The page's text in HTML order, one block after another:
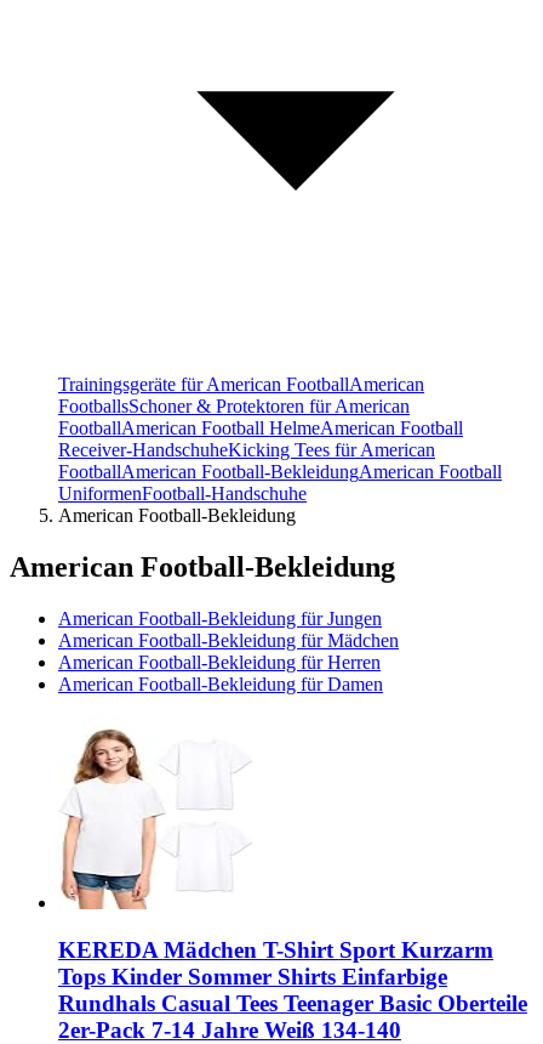
Trainingsgeräte für American FootballAmerican
FootballsSchoner & Protektoren für American
FootballAmerican Football HelmeAmerican Football
Receiver-HandschuheKicking Tees für American
FootballAmerican Football-BekleidungAmerican Football
UniformenFootball-Handschuhe
American Football-Bekleidung
American Football-Bekleidung
American Football-Bekleidung für Jungen
American Football-Bekleidung für Mädchen
American Football-Bekleidung für Herren
American Football-Bekleidung für Damen
KEREDA Mädchen T-Shirt Sport Kurzarm
Tops Kinder Sommer Shirts Einfarbige
Rundhals Casual Tees Teenager Basic Oberteile
2er-Pack 7-14 Jahre Weiß 134-140